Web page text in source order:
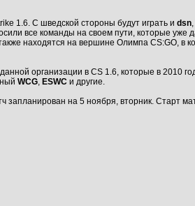
1.6. С шведской стороны будут играть и dsn
все команды на своем пути, которые уже
находятся на вершине Олимпа CS:GO, в
организации в CS 1.6, которые в 2010
WCG, ESWC и другие.
запланирован на 5 ноября, вторник. Старт